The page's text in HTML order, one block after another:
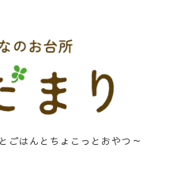
ごはんとちょこっとおやつ～